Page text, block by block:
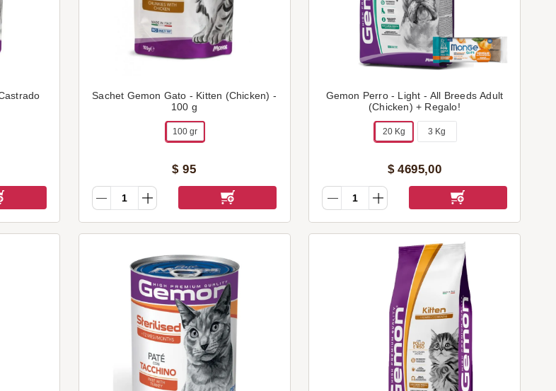
Sachet Gemon Gato - Kitten (Chicken) -
100 g
100 gr
$ 95
Gemon Perro - Light - All Breeds Adult
(Chicken) + Regalo!
20 Kg 3 Kg
$ 4695,00